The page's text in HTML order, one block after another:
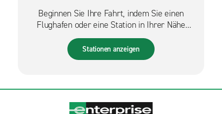
Beginnen Sie Ihre Fahrt, indem Sie einen
Flughafen oder eine Station in Ihrer Nähe
finden.
Stationen anzeigen